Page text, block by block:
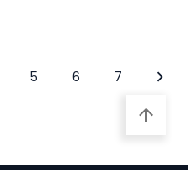
5 6 7